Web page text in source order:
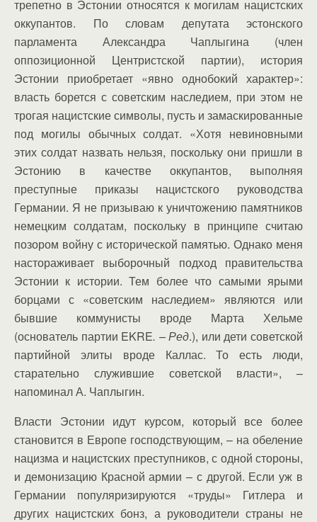
трепетно в Эстонии относятся к могилам нацистских
оккупантов. По словам депутата эстонского
парламента Александра Чаплыгина (член
оппозиционной Центристской партии), история
Эстонии приобретает «явно однобокий характер»:
власть борется с советским наследием, при этом не
трогая нацистские символы, пусть и замаскированные
под могилы обычных солдат. «Хотя невиновными
этих солдат назвать нельзя, поскольку они пришли в
Эстонию в качестве оккупантов, выполняя
преступные приказы нацистского руководства
Германии. Я не призываю к уничтожению памятников
немецким солдатам, поскольку в принципе считаю
позором войну с исторической памятью. Однако меня
настораживает выборочный подход правительства
Эстонии к истории. Тем более что самыми ярыми
борцами с «советским наследием» являются или
бывшие коммунисты вроде Марта Хельме
(основатель партии EKRE. – Ред.), или дети советской
партийной элиты вроде Каллас. То есть люди,
старательно служившие советской власти», –
напоминал А. Чаплыгин.
Власти Эстонии идут курсом, который все более
становится в Европе господствующим, – на обеление
нацизма и нацистских преступников, с одной стороны,
и демонизацию Красной армии – с другой. Если уж в
Германии популяризируются «труды» Гитлера и
других нацистских бонз, а руководители страны не